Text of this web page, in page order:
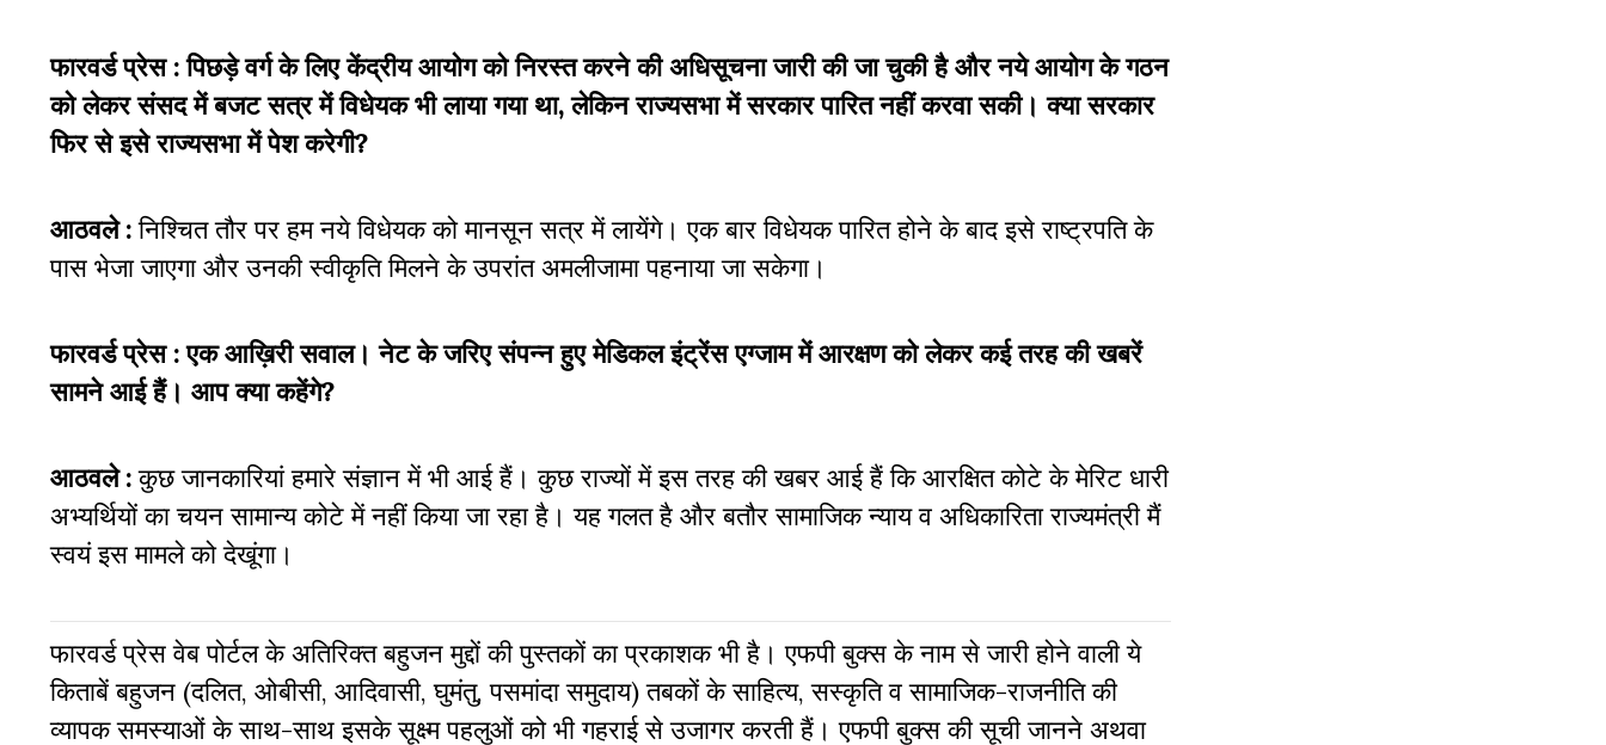
फारवर्ड प्रेस : पिछड़े वर्ग के लिए केंद्रीय आयोग को निरस्त करने की अधिसूचना जारी की जा चुकी है और नये आयोग के गठन
को लेकर संसद में बजट सत्र में विधेयक भी लाया गया था, लेकिन राज्यसभा में सरकार पारित नहीं करवा सकी। क्या सरकार
फिर से इसे राज्यसभा में पेश करेगी?
आठवले :निश्चित तौर पर हम नये विधेयक को मानसून सत्र में लायेंगे। एक बार विधेयक पारित होने के बाद इसे राष्ट्रपति के
पास भेजा जाएगा और उनकी स्वीकृति मिलने के उपरांत अमलीजामा पहनाया जा सकेगा।
फारवर्ड प्रेस : एक आख़िरी सवाल। नेट के जरिए संपन्न हुए मेडिकल इंट्रेंस एग्जाम में आरक्षण को लेकर कई तरह की खबरें
सामने आई हैं। आप क्या कहेंगे?
आठवले :कुछ जानकारियां हमारे संज्ञान में भी आई हैं। कुछ राज्यों में इस तरह की खबर आई हैं कि आरक्षित कोटे के मेरिट धारी
अभ्यर्थियों का चयन सामान्य कोटे में नहीं किया जा रहा है। यह गलत है और बतौर सामाजिक न्याय व अधिकारिता राज्यमंत्री मैं
स्वयं इस मामले को देखूंगा।
फारवर्ड प्रेस वेब पोर्टल के अतिरिक्‍त बहुजन मुद्दों की पुस्‍तकों का प्रकाशक भी है। एफपी बुक्‍स के नाम से जारी होने वाली ये
किताबें बहुजन (दलित, ओबीसी, आदिवासी, घुमंतु, पसमांदा समुदाय) तबकों के साहित्‍य, सस्‍क‍ृति व सामाजिक-राजनीति की
व्‍यापक समस्‍याओं के साथ-साथ इसके सूक्ष्म पहलुओं को भी गहराई से उजागर करती हैं। एफपी बुक्‍स की सूची जानने अथवा